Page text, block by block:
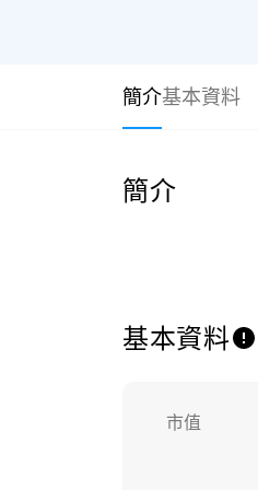
簡介基本資料
簡介
基本資料
市值